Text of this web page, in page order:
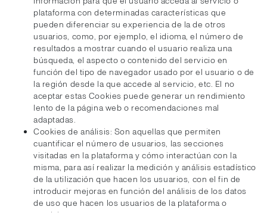
plataforma con determinadas características que
pueden diferenciar su experiencia de la de otros
usuarios, como, por ejemplo, el idioma, el número de
resultados a mostrar cuando el usuario realiza una
búsqueda, el aspecto o contenido del servicio en
función del tipo de navegador usado por el usuario o de
la región desde la que accede al servicio, etc. El no
aceptar estas Cookies puede generar un rendimiento
lento de la página web o recomendaciones mal
adaptadas.
Cookies de análisis: Son aquellas que permiten
cuantificar el número de usuarios, las secciones
visitadas en la plataforma y cómo interactúan con la
misma, para así realizar la medición y análisis estadístico
de la utilización que hacen los usuarios, con el fin de
introducir mejoras en función del análisis de los datos
de uso que hacen los usuarios de la plataforma o